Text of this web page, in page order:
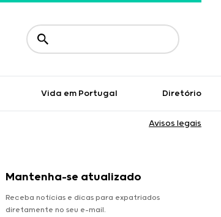
Vida em Portugal Diretório
Avisos legais
Mantenha-se atualizado
Receba notícias e dicas para expatriados
diretamente no seu e-mail.